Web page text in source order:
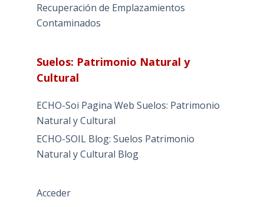
Recuperación de Emplazamientos
Contaminados
Suelos: Patrimonio Natural y
Cultural
ECHO-Soi Pagina Web Suelos: Patrimonio
Natural y Cultural
ECHO-SOIL Blog: Suelos Patrimonio
Natural y Cultural Blog
Acceder